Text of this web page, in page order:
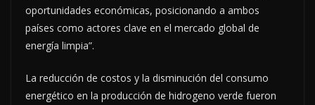
oportunidades económicas, posicionando a ambos
países como actores clave en el mercado global de
energía limpia”.
La reducción de costos y la disminución del consumo
energético en la producción de hidrogeno verde fueron